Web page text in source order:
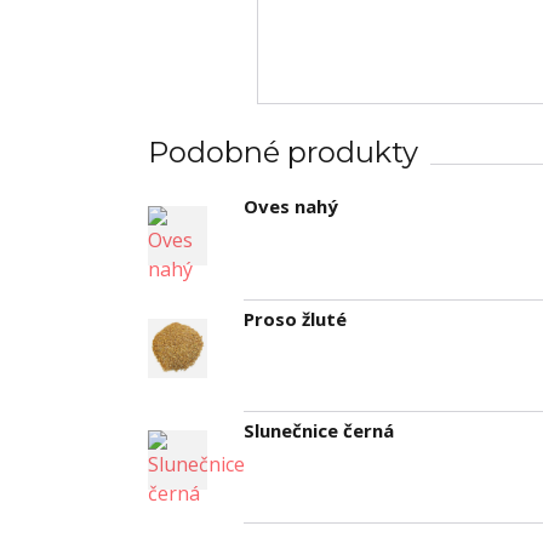
Podobné produkty
Oves nahý
Proso žluté
Slunečnice černá